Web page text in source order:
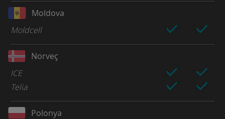
Moldova
Moldcell
Norveç
ICE
Telia
Polonya